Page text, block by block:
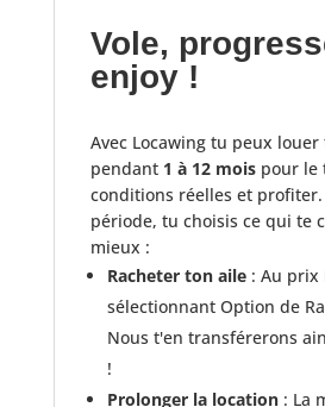
Vole,
enjoy !
Avec Locawing tu peux
pendant 1 à 12 moispour le
conditions réelles et
période, tu choisis ce qui te
mieux :
Racheter ton aile : Au prix
sélectionnant Option de
Nous t'en transférerons
!
Prolonger la location: La